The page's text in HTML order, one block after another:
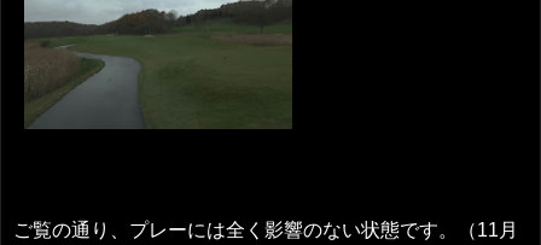
ご覧の通り、プレーには全く影響のない状態です。（11月